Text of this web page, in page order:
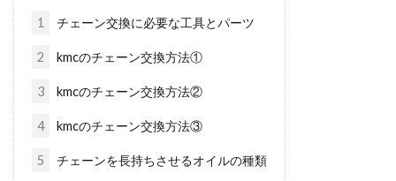
トライアスロンってすごいですよね。泳いで、
自転車乗って...
通学自転車やお気に入りの自転車に
1 チェーン交換に必要な工具とパーツ
2 kmcのチェーン交換方法①
3 kmcのチェーン交換方法②
4 kmcのチェーン交換方法③
5 チェーンを長持ちさせるオイルの種類